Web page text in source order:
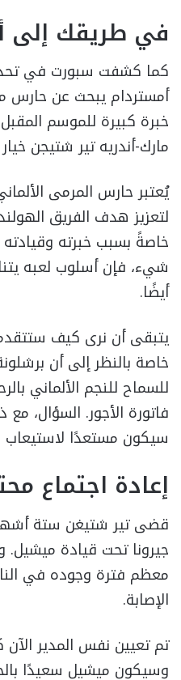
في طريقك إلى
كما كشفت سبورت في
أمستردام يبحث عن حارس
خبرة كبيرة للموسم
مارك-أندريه تير شتيجن
يُعتبر حارس المرمى
لتعزيز هدف الفريق
خاصةً بسبب خبرته
شيء، فإن أسلوب لعبه
أيضًا.
يتبقى أن نرى كيف
خاصة بالنظر إلى أن
للسماح للنجم الألماني
فاتورة الأجور. السؤال،
سيكون مستعدًا لاستيعاب
إعادة اجتماع
قضى تير شتيغن ستة
جيرونا تحت قيادة
معظم فترة وجوده في
الإصابة.
تم تعيين نفس المدير
وسيكون ميشيل سعيدًا